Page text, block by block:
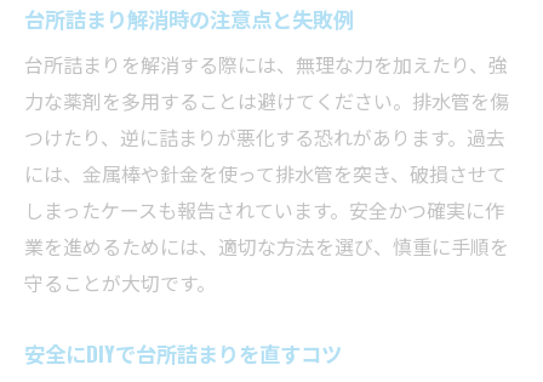
台所詰まり解消時の注意点と失敗例
台所詰まりを解消する際には、無理な力を加えたり、強
力な薬剤を多用することは避けてください。排水管を傷
つけたり、逆に詰まりが悪化する恐れがあります。過去
には、金属棒や針金を使って排水管を突き、破損させて
しまったケースも報告されています。安全かつ確実に作
業を進めるためには、適切な方法を選び、慎重に手順を
守ることが大切です。
安全にDIYで台所詰まりを直すコツ